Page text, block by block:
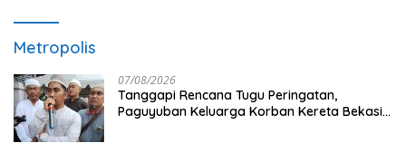
Metropolis
07/08/2026
Tanggapi Rencana Tugu Peringatan,
Paguyuban Keluarga Korban Kereta Bekasi